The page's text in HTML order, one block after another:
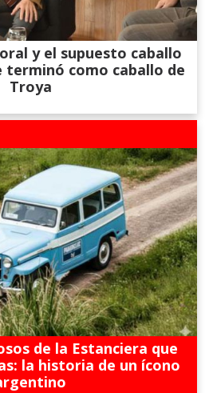
y el supuesto caballo
terminó como caballo de
Troya
de la Estanciera que
la historia de un ícono